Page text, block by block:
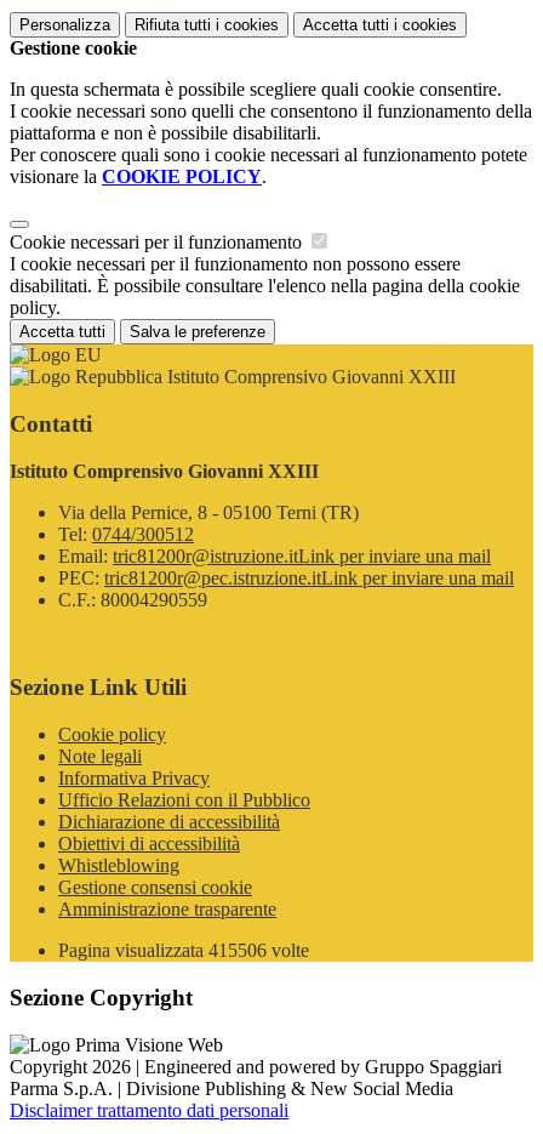
Personalizza Rifiuta tutti i cookies Accetta tutti i cookies
Gestione cookie
In questa schermata è possibile scegliere quali cookie consentire.
I cookie necessari sono quelli che consentono il funzionamento della
piattaforma e non è possibile disabilitarli.
Per conoscere quali sono i cookie necessari al funzionamento potete
visionare la COOKIE POLICY.
Cookie necessari per il funzionamento
I cookie necessari per il funzionamento non possono essere
disabilitati. È possibile consultare l'elenco nella pagina della cookie
policy.
Accetta tutti Salva le preferenze
Istituto Comprensivo Giovanni XXIII
Contatti
Istituto Comprensivo Giovanni XXIII
Via della Pernice, 8 - 05100 Terni (TR)
Tel: 0744/300512
Email: tric81200r@istruzione.itLink per inviare una mail
PEC: tric81200r@pec.istruzione.itLink per inviare una mail
C.F.: 80004290559
Sezione Link Utili
Cookie policy
Note legali
Informativa Privacy
Ufficio Relazioni con il Pubblico
Dichiarazione di accessibilità
Obiettivi di accessibilità
Whistleblowing
Gestione consensi cookie
Amministrazione trasparente
Pagina visualizzata 415506 volte
Sezione Copyright
Copyright 2026 | Engineered and powered by Gruppo Spaggiari
Parma S.p.A. | Divisione Publishing & New Social Media
Disclaimer trattamento dati personali